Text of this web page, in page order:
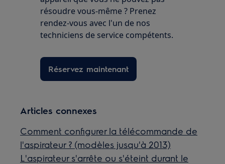
résoudre vous-même ? Prenez
rendez-vous avec l'un de nos
techniciens de service compétents.
Réservez maintenant
Articles connexes
Comment configurer la télécommande de
l'aspirateur ? (modèles jusqu'à 2013)
L'aspirateur s'arrête ou s'éteint durant le